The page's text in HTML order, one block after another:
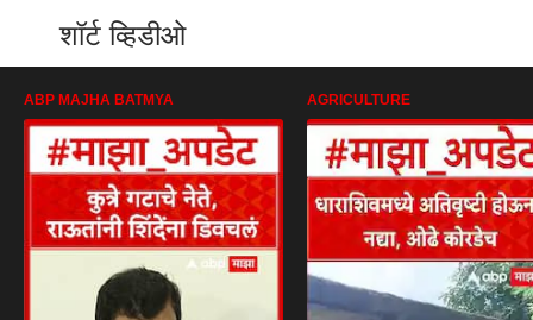
शॉर्ट व्हिडीओ
ABP MAJHA BATMYA AGRICULTURE